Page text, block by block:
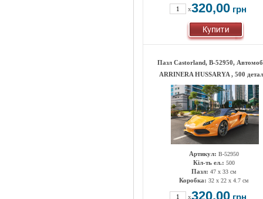
x320,00 грн
Пазл Castorland, B-52950,
ARRINERA HUSSARYA , 500
Артикул: B-52950
Кіл-ть ел.: 500
Пазл: 47 х 33 см
Коробка: 32 x 22 x 4.7 см
x320,00 грн